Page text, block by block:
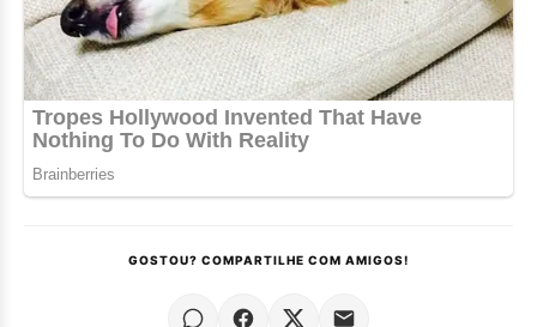
GOSTOU? COMPARTILHE COM AMIGOS!